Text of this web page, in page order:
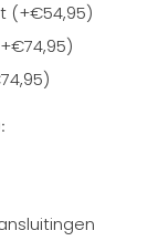
(+€54,95)